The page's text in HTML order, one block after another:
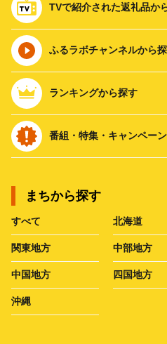
TVで紹介された返礼品か
ふるラボチャンネルから
ランキングから探す
番組・特集・キャンペー
まちから探す
すべて 北海道
関東地方 中部地方
中国地方 四国地方
沖縄